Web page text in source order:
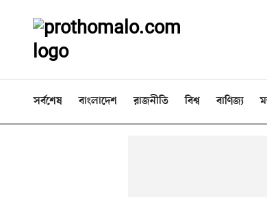
সর্বশেষ বাংলাদেশ রাজনীতি বিশ্ব বাণিজ্য